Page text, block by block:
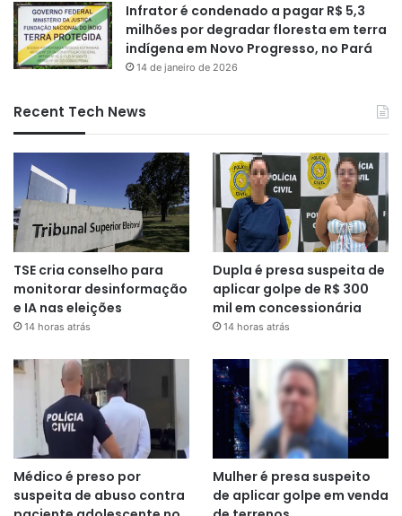
Infrator é condenado a pagar R$ 5,3
milhões por degradar floresta em terra
indígena em Novo Progresso, no Pará
14 de janeiro de 2026
Recent Tech News
TSE cria conselho para
monitorar desinformação
e IA nas eleições
14 horas atrás
Dupla é presa suspeita de
aplicar golpe de R$ 300
mil em concessionária
14 horas atrás
Médico é preso por
suspeita de abuso contra
Mulher é presa suspeito
de aplicar golpe em venda